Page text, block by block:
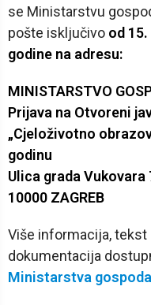
se Ministarstvu
pošte isključivo od
godine na adresu:
MINISTARSTVO
Prijava na Otvoreni
„Cjeloživotno
godinu
Ulica grada Vukovara
10000 ZAGREB
Više informacija,
dokumentacija
Ministarstva